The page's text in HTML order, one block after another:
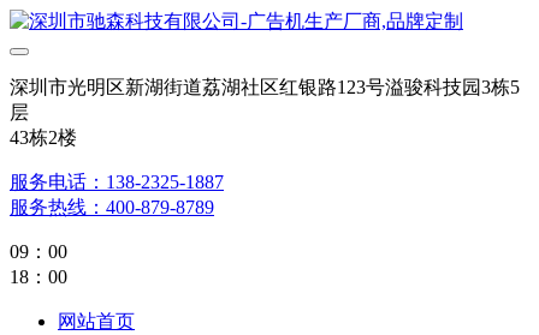
深圳市光明区新湖街道荔湖社区红银路123号溢骏科技园3栋5
层
43栋2楼
服务电话：138-2325-1887
服务热线：400-879-8789
09：00
18：00
网站首页